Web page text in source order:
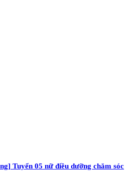
Tuyển 05 nữ điều dưỡng chăm sóc